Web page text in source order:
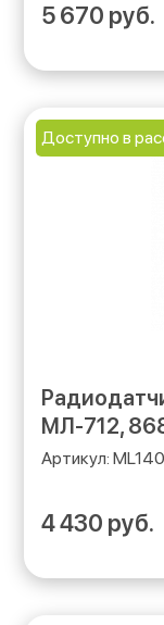
5 670 руб.
Доступно в
МЛ-712,
4 430 руб.